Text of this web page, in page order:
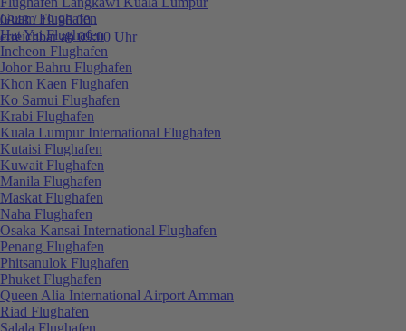
0848 / 19 96 00
erreichbar ab 09:00 Uhr
Guam Flughafen
Hat Yai Flughafen
Incheon Flughafen
Johor Bahru Flughafen
Khon Kaen Flughafen
Ko Samui Flughafen
Krabi Flughafen
Kuala Lumpur International Flughafen
Kutaisi Flughafen
Kuwait Flughafen
Manila Flughafen
Maskat Flughafen
Naha Flughafen
Osaka Kansai International Flughafen
Penang Flughafen
Phitsanulok Flughafen
Phuket Flughafen
Queen Alia International Airport Amman
Riad Flughafen
Salala Flughafen